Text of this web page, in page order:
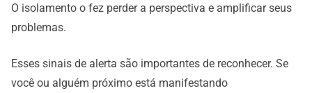
O isolamento o fez perder a perspectiva e amplificar seus
problemas.
Esses sinais de alerta são importantes de reconhecer. Se
você ou alguém próximo está manifestando